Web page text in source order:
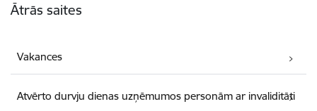
Ātrās saites
Vakances
Atvērto durvju dienas uzņēmumos personām ar invaliditāti